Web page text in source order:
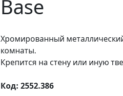
Base
Хромированный
комнаты.
Крепится на стену или иную
Код: 2552.386